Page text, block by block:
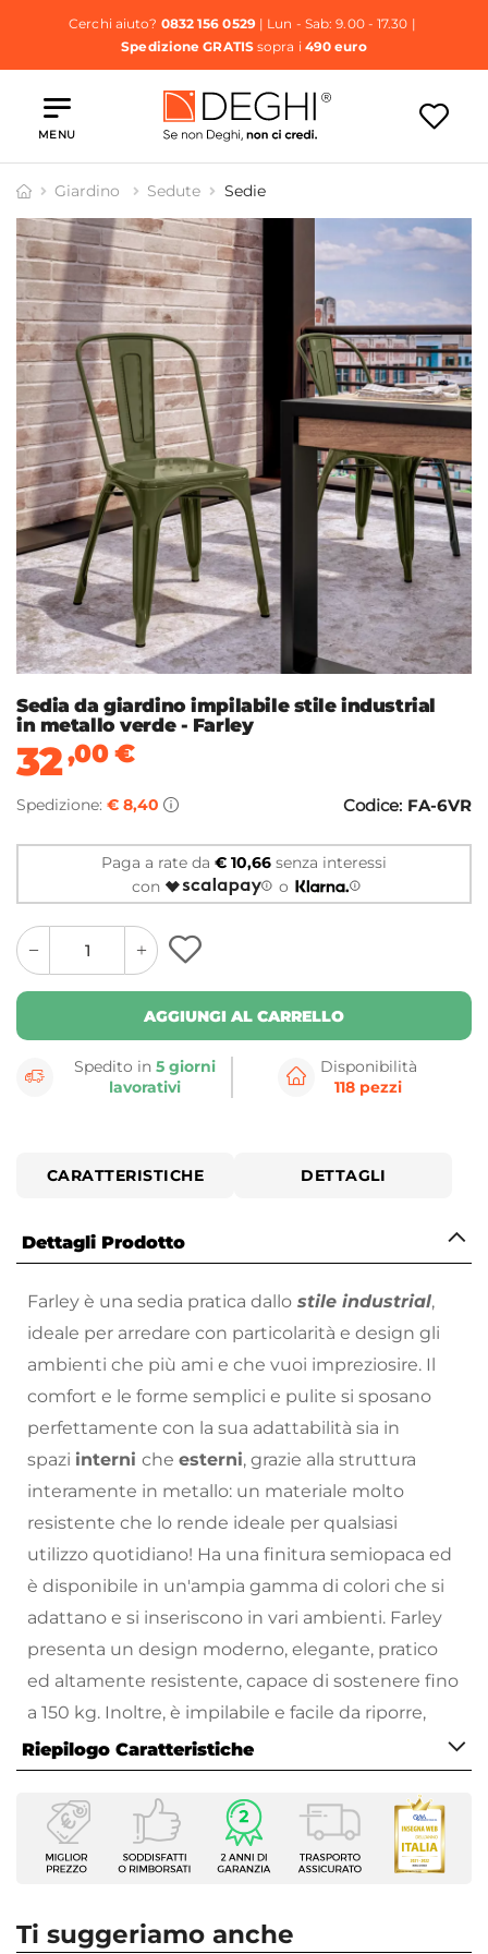
Cerchi aiuto? 0832 156 0529| Lun - Sab: 9.00 - 17.30 |
Spedizione GRATISsopra i 490 euro
MENU
Giardino Sedute Sedie
Sedia da giardino impilabile stile industrial
in metallo verde - Farley
32,00€
Spedizione: € 8,40 Codice: FA-6VR
Paga a rate da € 10,66 senza interessi
con
o
quantity
button
quantity
minus
button
AGGIUNGI AL CARRELLO
Spedito in5 giorni
lavorativi
Disponibilità
118 pezzi
CARATTERISTICHE DETTAGLI
Dettagli Prodotto
Farley è una sedia pratica dallo stile industrial,
ideale per arredare con particolarità e design gli
ambienti che più ami e che vuoi impreziosire. Il
comfort e le forme semplici e pulite si sposano
perfettamente con la sua adattabilità sia in
spazi interni che esterni, grazie alla struttura
interamente in metallo: un materiale molto
resistente che lo rende ideale per qualsiasi
utilizzo quotidiano! Ha una finitura semiopaca ed
è disponibile in un'ampia gamma di colori che si
adattano e si inseriscono in vari ambienti. Farley
presenta un design moderno, elegante, pratico
ed altamente resistente, capace di sostenere fino
a 150 kg. Inoltre, è impilabile e facile da riporre,
diventando così il complemento perfetto per
arredare qualsiasi ambiente, anche quelli più
ristretti.
Scegli subito il modello che fa per te e lasciati
Tutti i prodotti che vengono posizionati
Riepilogo Caratteristiche
Caratteristiche
Tipologia
Sedia da giardino
Ti suggeriamo anche